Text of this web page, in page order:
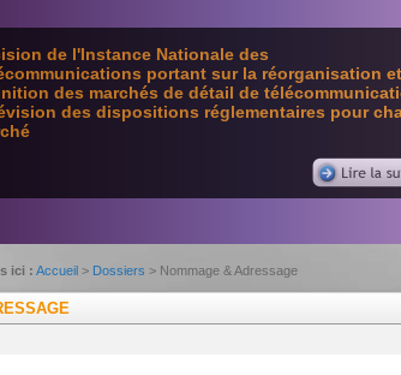
de l'Instance Nationale des
portant sur la réorganisation et
des marchés de détail de
des dispositions réglementaires pour
ici : Accueil > Dossiers > Nommage & Adressage